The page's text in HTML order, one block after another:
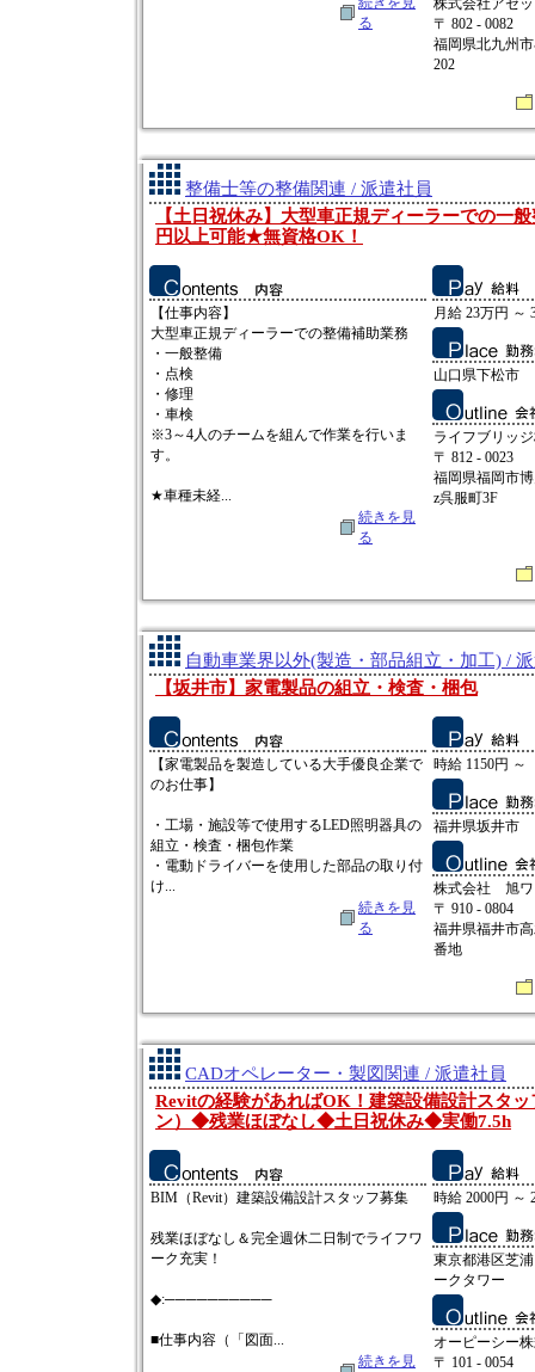
る
株式会社アセ
〒 802 - 0082
福岡県北九州
202
整備士等の整備関連 / 派遣社員
【土日祝休み】大型車正規ディーラーでの一
円以上可能★無資格OK！
【仕事内容】
大型車正規ディーラーでの整備補助業務
・一般整備
・点検
・修理
・車検
※3～4人のチームを組んで作業を行いま
す。
★車種未経...
続きを見
る
月給 23万円 ～
山口県下松市
ライフブリッ
〒 812 - 0023
福岡県福岡市
z呉服町3F
自動車業界以外(製造・部品組立・加工) /
【坂井市】家電製品の組立・検査・梱包
【家電製品を製造している大手優良企業で
のお仕事】
・工場・施設等で使用するLED照明器具の
組立・検査・梱包作業
・電動ドライバーを使用した部品の取り付
け...
続きを見
る
時給 1150円 ～
福井県坂井市
株式会社 旭ワ
〒 910 - 0804
福井県福井市
番地
CADオペレーター・製図関連 / 派遣社員
Revitの経験があればOK！建築設備設計スタ
ン）◆残業ほぼなし◆土日祝休み◆実働7.5h
BIM（Revit）建築設備設計スタッフ募集
残業ほぼなし＆完全週休二日制でライフワ
ーク充実！
◆:──────────
■仕事内容（「図面...
続きを見
時給 2000円 ～
東京都港区芝
ークタワー
オーピーシー
〒 101 - 0054